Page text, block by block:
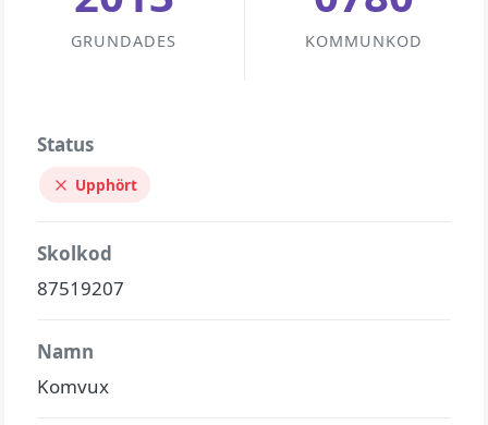
GRUNDADES KOMMUNKOD
Status
Upphört
Skolkod
87519207
Namn
Komvux